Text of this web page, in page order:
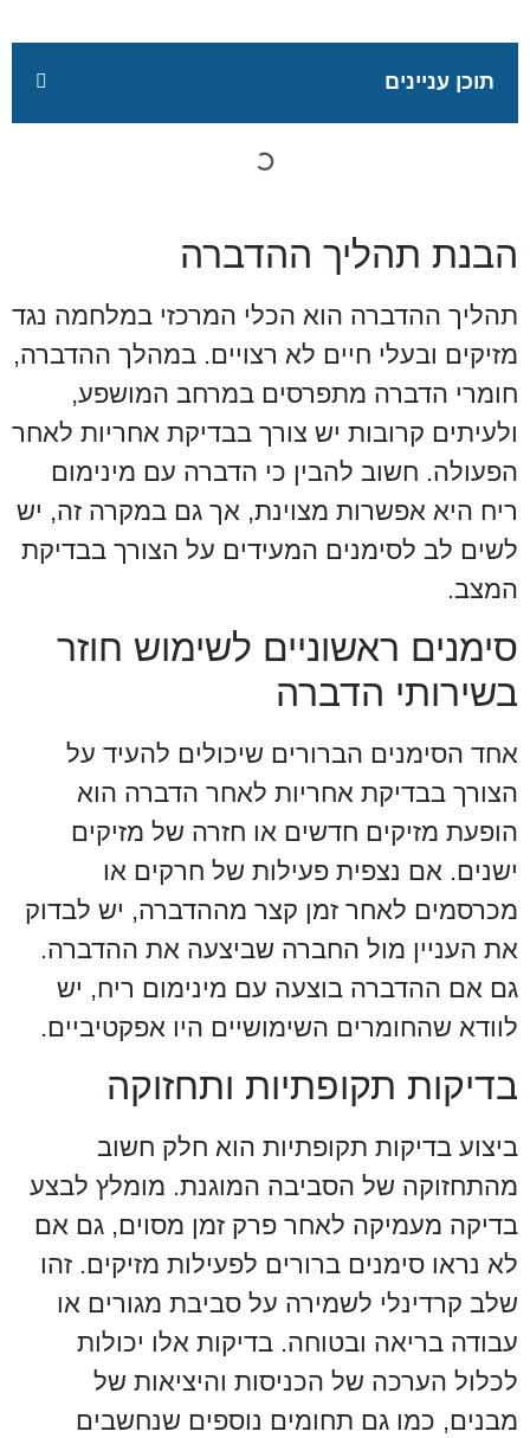
תוכן עניינים
הבנת תהליך ההדברה
תהליך ההדברה הוא הכלי המרכזי במלחמה נגד
מזיקים ובעלי חיים לא רצויים. במהלך ההדברה,
חומרי הדברה מתפרסים במרחב המושפע,
ולעיתים קרובות יש צורך בבדיקת אחריות לאחר
הפעולה. חשוב להבין כי הדברה עם מינימום
ריח היא אפשרות מצוינת, אך גם במקרה זה, יש
לשים לב לסימנים המעידים על הצורך בבדיקת
המצב.
סימנים ראשוניים לשימוש חוזר
בשירותי הדברה
אחד הסימנים הברורים שיכולים להעיד על
הצורך בבדיקת אחריות לאחר הדברה הוא
הופעת מזיקים חדשים או חזרה של מזיקים
ישנים. אם נצפית פעילות של חרקים או
מכרסמים לאחר זמן קצר מההדברה, יש לבדוק
את העניין מול החברה שביצעה את ההדברה.
גם אם ההדברה בוצעה עם מינימום ריח, יש
לוודא שהחומרים השימושיים היו אפקטיביים.
בדיקות תקופתיות ותחזוקה
ביצוע בדיקות תקופתיות הוא חלק חשוב
מהתחזוקה של הסביבה המוגנת. מומלץ לבצע
בדיקה מעמיקה לאחר פרק זמן מסוים, גם אם
לא נראו סימנים ברורים לפעילות מזיקים. זהו
שלב קרדינלי לשמירה על סביבת מגורים או
עבודה בריאה ובטוחה. בדיקות אלו יכולות
לכלול הערכה של הכניסות והיציאות של
מבנים, כמו גם תחומים נוספים שנחשבים